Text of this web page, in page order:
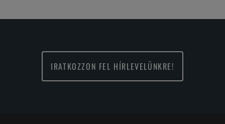
IRATKOZZON FEL HÍRLEVELÜNKRE!